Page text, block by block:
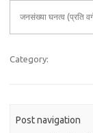
जनसंख्या घनत्व (प्रति
Category:
Post navigation